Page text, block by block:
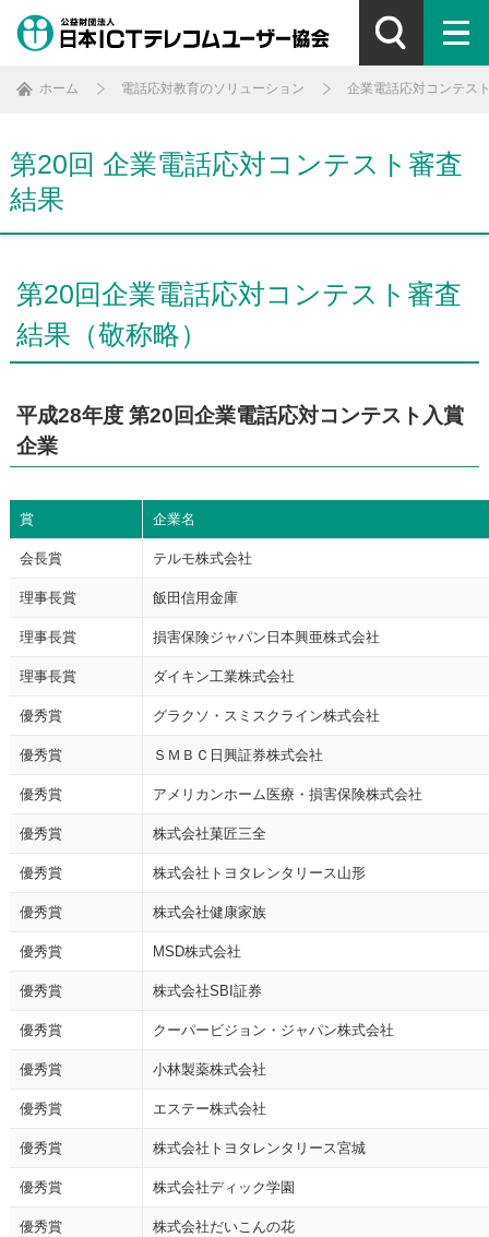
ホーム 電話応対教育のソリューション 企業電話応対コンテス
第20回 企業電話応対コンテスト審査
結果
第20回企業電話応対コンテスト審査
結果（敬称略）
平成28年度 第20回企業電話応対コンテスト入賞
企業
賞 企業名
会長賞 テルモ株式会社
理事長賞 飯田信用金庫
理事長賞 損害保険ジャパン日本興亜株式会社
理事長賞 ダイキン工業株式会社
優秀賞 グラクソ・スミスクライン株式会社
優秀賞 ＳＭＢＣ日興証券株式会社
優秀賞 アメリカンホーム医療・損害保険株式会社
優秀賞 株式会社菓匠三全
優秀賞 株式会社トヨタレンタリース山形
優秀賞 株式会社健康家族
優秀賞 MSD株式会社
優秀賞 株式会社SBI証券
優秀賞 クーパービジョン・ジャパン株式会社
優秀賞 小林製薬株式会社
優秀賞 エステー株式会社
優秀賞 株式会社トヨタレンタリース宮城
優秀賞 株式会社ディック学園
優秀賞 株式会社だいこんの花